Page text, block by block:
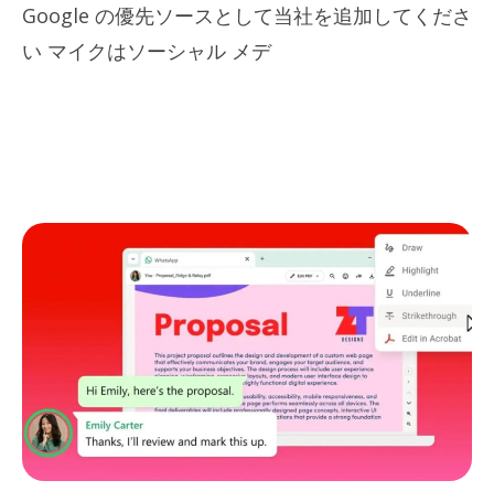
Google の優先ソースとして当社を追加してくださ
い マイクはソーシャル メデ